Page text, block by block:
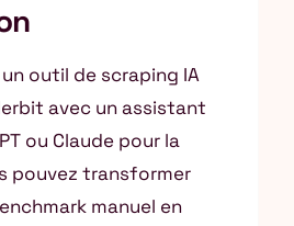
outil de scraping IA
avec un assistant
ou Claude pour la
pouvez transformer
manuel en